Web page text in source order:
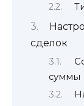
сделок
суммы